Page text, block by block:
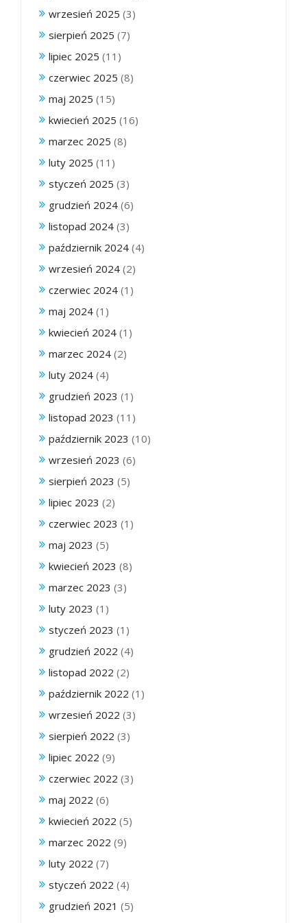
wrzesień 2025 (3)
sierpień 2025 (7)
lipiec 2025 (11)
czerwiec 2025 (8)
maj 2025 (15)
kwiecień 2025 (16)
marzec 2025 (8)
luty 2025 (11)
styczeń 2025 (3)
grudzień 2024 (6)
listopad 2024 (3)
październik 2024 (4)
wrzesień 2024 (2)
czerwiec 2024 (1)
maj 2024 (1)
kwiecień 2024 (1)
marzec 2024 (2)
luty 2024 (4)
grudzień 2023 (1)
listopad 2023 (11)
październik 2023 (10)
wrzesień 2023 (6)
sierpień 2023 (5)
lipiec 2023 (2)
czerwiec 2023 (1)
maj 2023 (5)
kwiecień 2023 (8)
marzec 2023 (3)
luty 2023 (1)
styczeń 2023 (1)
grudzień 2022 (4)
listopad 2022 (2)
październik 2022 (1)
wrzesień 2022 (3)
sierpień 2022 (3)
lipiec 2022 (9)
czerwiec 2022 (3)
maj 2022 (6)
kwiecień 2022 (5)
marzec 2022 (9)
luty 2022 (7)
styczeń 2022 (4)
grudzień 2021 (5)